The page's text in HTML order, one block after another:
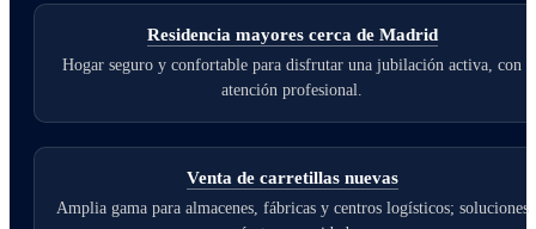
Residencia mayores cerca de Madrid
Hogar seguro y confortable para disfrutar una jubilación activa, con
atención profesional.
Venta de carretillas nuevas
Amplia gama para almacenes, fábricas y centros logísticos; soluciones